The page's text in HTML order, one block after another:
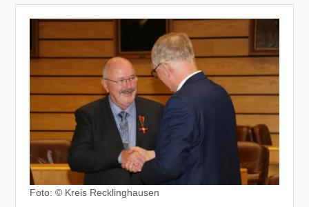
Foto: © Kreis Recklinghausen